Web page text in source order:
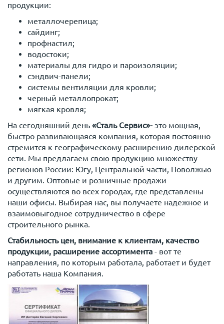
продукции:
металлочерепица;
сайдинг;
профнастил;
водостоки;
материалы для гидро и пароизоляции;
сэндвич-панели;
системы вентиляции для кровли;
черный металлопрокат;
мягкая кровля;
На сегодняшний день «Сталь Сервис»- это мощная,
быстро развивающаяся компания, которая постоянно
стремится к географическому расширению дилерской
сети. Мы предлагаем свою продукцию множеству
регионов России: Югу, Центральной части, Поволжью
и другим. Оптовые и розничные продажи
осуществляются во всех городах, где представлены
наши офисы. Выбирая нас, вы получаете надежное и
взаимовыгодное сотрудничество в сфере
строительного рынка.
Стабильность цен, внимание к клиентам, качество
продукции, расширение ассортимента - вот те
направления, по которым работала, работает и будет
работать наша Компания.